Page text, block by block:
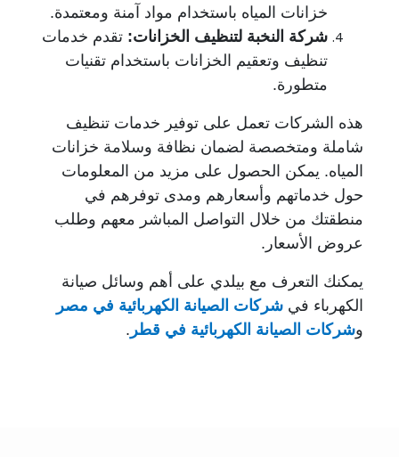
خزانات المياه باستخدام مواد آمنة ومعتمدة.
شركة النخبة لتنظيف الخزانات: تقدم خدمات
تنظيف وتعقيم الخزانات باستخدام تقنيات
متطورة.
هذه الشركات تعمل على توفير خدمات تنظيف
شاملة ومتخصصة لضمان نظافة وسلامة خزانات
المياه. يمكن الحصول على مزيد من المعلومات
حول خدماتهم وأسعارهم ومدى توفرهم في
منطقتك من خلال التواصل المباشر معهم وطلب
عروض الأسعار.
يمكنك التعرف مع بيلدي على أهم وسائل صيانة
الكهرباء في شركات الصيانة الكهربائية في مصر
وشركات الصيانة الكهربائية في قطر .